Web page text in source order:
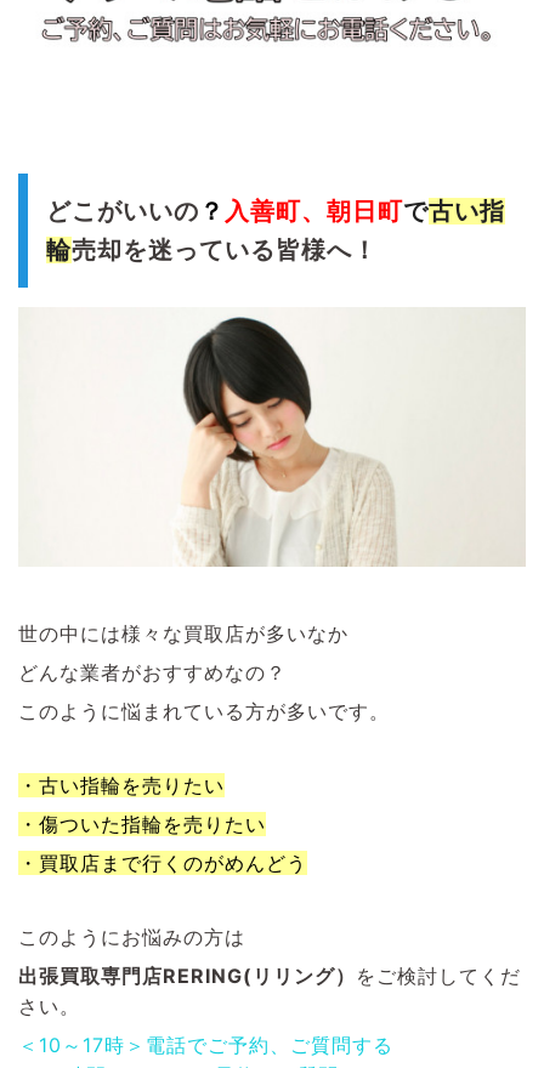
どこがいいの ？ 入善町、朝日町で古い指
輪売却を迷っている皆様へ！
世の中には様々な買取店が多いなか
どんな業者がおすすめなの？
このように悩まれている方が多いです。
・古い指輪を売りたい
・傷ついた指輪を売りたい
・買取店まで行くのがめんどう
このようにお悩みの方は
出張買取専門店RERING(リリング） をご検討してくだ
さい。
＜10～17時＞電話でご予約、ご質問する